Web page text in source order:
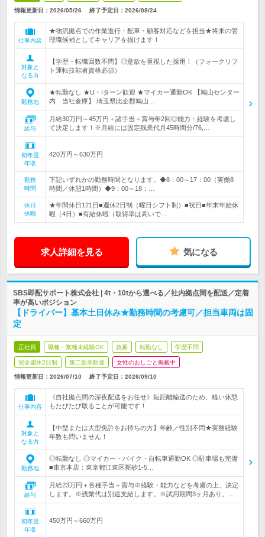
情報更新日：2026/05/26 終了予定日： 2026/08/24
仕事内容
★物流拠点での作業進行・配車・顧客対応などを担当★将来の管
理職候補としてキャリアを描けます！
対象と
なる方
【学歴・転職回数不問】◎意欲を重視した採用！（フォークリフ
ト運転技能者資格必須）
勤務地
★転勤なし ★U・Iターン歓迎 ★マイカー通勤OK 【鳩山センター
内 当社倉庫】 埼玉県比企郡鳩山…
給与
月給30万円～45万円＋諸手当＋賞与年2回◎能力・経験を考慮し
て決定します！※月給には固定残業代月45時間分/76,…
初年度
年収
420万円～630万円
勤務
時間
下記いずれかの勤務時間となります。◆8：00～17：00（実働8
時間／休憩1時間）◆9：00～18：…
休日
休暇
★年間休日121日■週休2日制（曜日シフト制）■祝日■年末年始休
暇（4日）■有給休暇（取得率は高いで…
求人詳細を見る 気になる
SBS即配サポート株式会社 | 4t・10tから選べる／社内拠点間を配送／定着
率が高いポジション
【ドライバー】基本土日休み★勤務時間の考慮可／担当車両は固
定
正社員 職種・業種未経験OK 急募 転勤なし 学歴不問
完全週休2日制 第二新卒歓迎 女性のおしごと掲載中
情報更新日：2026/07/10 終了予定日： 2026/09/10
仕事内容
《自社拠点間の深夜配送をお任せ》短距離輸送のため、軽い休憩
もたびたび取ることが可能です！
対象と
なる方
【中型または大型免許をお持ちの方】年齢／性別不問★実務経験
年数も問いません！
勤務地
◎転勤なし ◎マイカー・バイク・自転車通勤OK ◎駐車場も完備
■東京本店：東京都江東区新砂1-5…
給与
月給23万円＋各種手当＋賞与※経験・能力などを考慮の上、決定
します。※残業代は別途支給します。※試用期間3ヶ月あり。…
初年度
年収
450万円～660万円